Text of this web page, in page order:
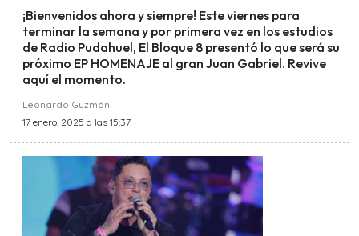
¡Bienvenidos ahora y siempre! Este viernes para
terminar la semana y por primera vez en los estudios
de Radio Pudahuel, El Bloque 8 presentó lo que será su
próximo EP HOMENAJE al gran Juan Gabriel. Revive
aquí el momento.
Leonardo Guzmán
17 enero, 2025 a las 15:37